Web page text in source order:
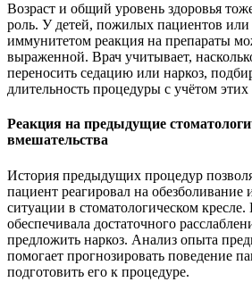
Возраст и общий уровень здоровья
роль. У детей, пожилых пациентов
иммунитетом реакция на препараты
выраженной. Врач учитывает,
переносить седацию или наркоз,
длительность процедуры с учётом этих
Реакция на предыдущие
вмешательства
История предыдущих процедур
пациент реагировал на обезболивание
ситуации в стоматологическом кресле.
обеспечивала достаточного
предложить наркоз. Анализ опыта
помогает прогнозировать поведение
подготовить его к процедуре.